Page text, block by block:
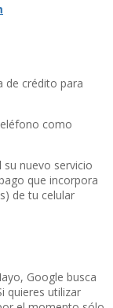
de crédito para
como
nuevo servicio
que incorpora
de tu celular
Google busca
quieres utilizar